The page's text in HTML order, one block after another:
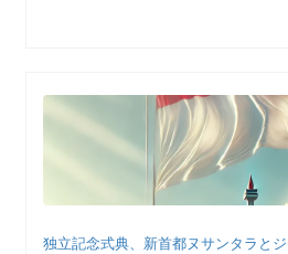
独立記念式典、新首都ヌサンタラと